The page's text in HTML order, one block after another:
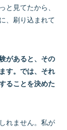
見てたから、
、刷り込まれて
があると、その
す。では、それ
ることを決めた
れません。私が